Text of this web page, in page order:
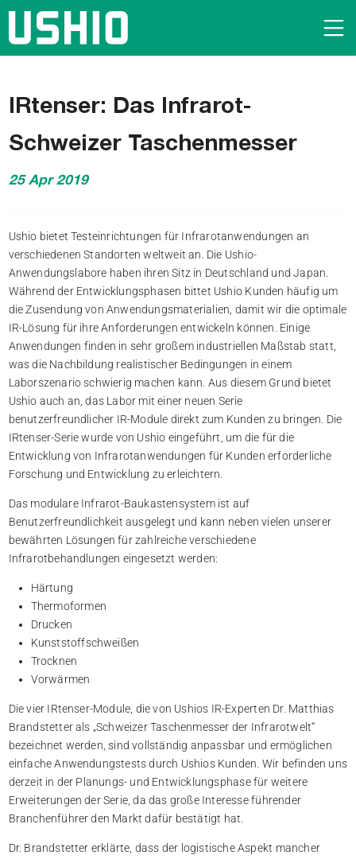
IRtenser: Das Infrarot-
Schweizer Taschenmesser
25 Apr 2019
Ushio bietet Testeinrichtungen für Infrarotanwendungen an
verschiedenen Standorten weltweit an. Die Ushio-
Anwendungslabore haben ihren Sitz in Deutschland und Japan.
Während der Entwicklungsphasen bittet Ushio Kunden häufig um
die Zusendung von Anwendungsmaterialien, damit wir die optimale
IR-Lösung für ihre Anforderungen entwickeln können. Einige
Anwendungen finden in sehr großem industriellen Maßstab statt,
was die Nachbildung realistischer Bedingungen in einem
Laborszenario schwierig machen kann. Aus diesem Grund bietet
Ushio auch an, das Labor mit einer neuen Serie
benutzerfreundlicher IR-Module direkt zum Kunden zu bringen. Die
IRtenser-Serie wurde von Ushio eingeführt, um die für die
Entwicklung von Infrarotanwendungen für Kunden erforderliche
Forschung und Entwicklung zu erleichtern.
Das modulare Infrarot-Baukastensystem ist auf
Benutzerfreundlichkeit ausgelegt und kann neben vielen unserer
bewährten Lösungen für zahlreiche verschiedene
Infrarotbehandlungen eingesetzt werden:
Härtung
Thermoformen
Drucken
Kunststoffschweißen
Trocknen
Vorwärmen
Die vier IRtenser-Module, die von Ushios IR-Experten Dr. Matthias
Brandstetter als „Schweizer Taschenmesser der Infrarotwelt“
bezeichnet werden, sind vollständig anpassbar und ermöglichen
einfache Anwendungstests durch Ushios Kunden. Wir befinden uns
derzeit in der Planungs- und Entwicklungsphase für weitere
Erweiterungen der Serie, da das große Interesse führender
Branchenführer den Markt dafür bestätigt hat.
Dr. Brandstetter erklärte, dass der logistische Aspekt mancher